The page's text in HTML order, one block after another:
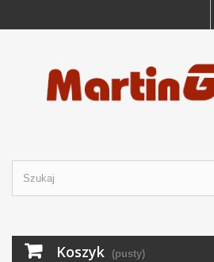
Koszyk (pusty)